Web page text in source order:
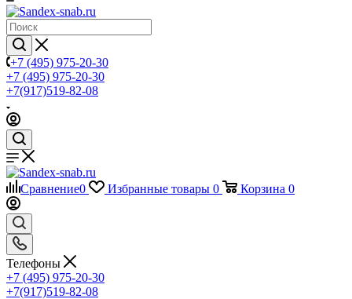
+7 (495) 975-20-30
+7 (495) 975-20-30
+7(917)519-82-08
Сравнение0 Избранные товары 0 Корзина 0
Телефоны
+7 (495) 975-20-30
+7(917)519-82-08